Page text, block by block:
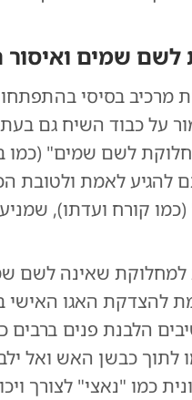
שמים ואיסור
מרכיב בסיסי
על כבוד השיח גם
לשם שמים" (כמו
לאמת ולטובת
קורח ועדתו),
למחלוקת שאינה לשם
להצדקת האגו
הלבנת פנים
כבשן האש ואל
כמו "נאצי" לצורך